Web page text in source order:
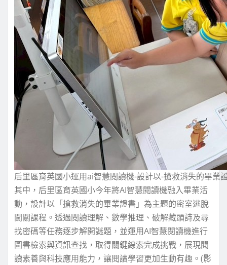
后里區育英國小運用ai智慧閱讀機-設計以-搶救消失的畢業
其中，后里區育英國小今年將AI智慧閱讀機融入畢業活
動，設計以「搶救消失的畢業證書」為主題的密室逃脫
闖關課程。透過閱讀理解、數學推理、破解藏頭詩及尋
找密碼等任務逐步解開謎題，並運用AI智慧閱讀機進行
圖書檢索與資訊查找，取得關鍵線索完成挑戰，展現閱
讀素養與科技應用能力，讓閱讀學習更加生動有趣。(影